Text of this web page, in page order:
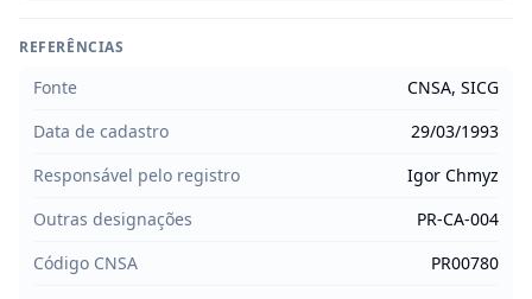
REFERÊNCIAS
Fonte
CNSA, SICG
Data de cadastro
29/03/1993
Responsável pelo registro
Igor Chmyz
Outras designações
PR-CA-004
Código CNSA
PR00780